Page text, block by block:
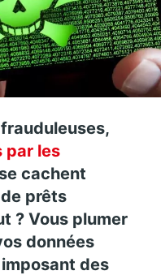
par les
cachent
prêts
? Vous plumer
données
des